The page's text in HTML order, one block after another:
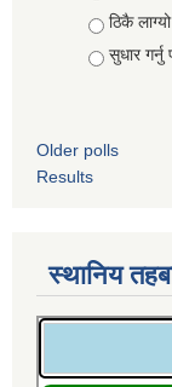
ठिकै लाग्यो
सुधार गर्नु
Older polls
Results
स्थानिय